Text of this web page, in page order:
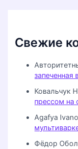
Свежие
запеченная
Ковальчук
прессом на
Agafya
Фёдор